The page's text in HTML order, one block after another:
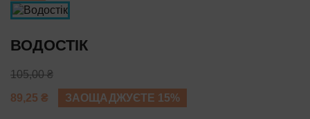
ВОДОСТІК
105,00 ₴
89,25 ₴
ЗАОЩАДЖУЄТЕ 15%